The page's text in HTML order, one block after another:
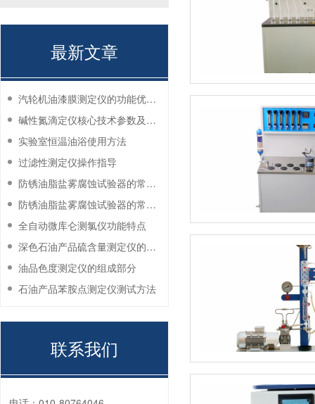
最新文章
汽轮机油漆膜测定仪的功能优势有哪些？
碱性氮滴定仪核心技术参数及应用说明
实验室恒温油浴使用方法
过滤性测定仪操作指导
防锈油脂盐雾腐蚀试验器的常见故障与解决方法
防锈油脂盐雾腐蚀试验器的常见故障与解决方法
全自动微库仑测氯仪功能特点
深色石油产品硫含量测定仪的工作环境要求
油品色度测定仪的组成部分
石油产品苯胺点测定仪测试方法
联系我们